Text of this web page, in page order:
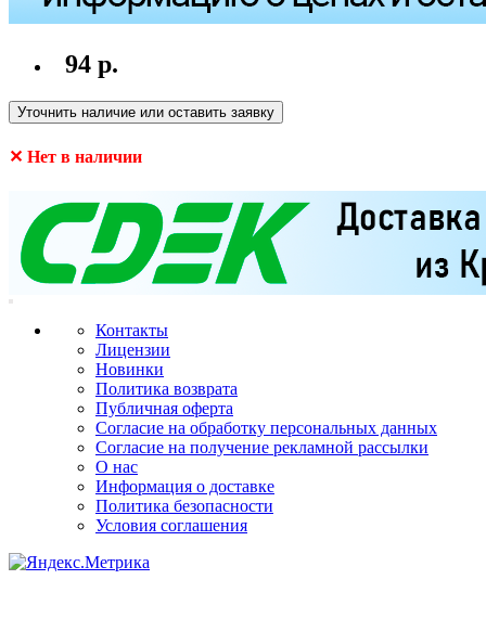
94 р.
Уточнить наличие или оставить заявку
✕ Нет в наличии
Контакты
Лицензии
Новинки
Политика возврата
Публичная оферта
Согласие на обработку персональных данных
Согласие на получение рекламной рассылки
О нас
Информация о доставке
Политика безопасности
Условия соглашения